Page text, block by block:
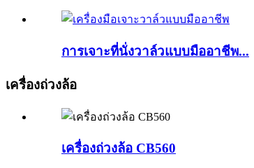
การเจาะที่นั่งวาล์วแบบมืออาชีพ...
เครื่องถ่วงล้อ
เครื่องถ่วงล้อ CB560